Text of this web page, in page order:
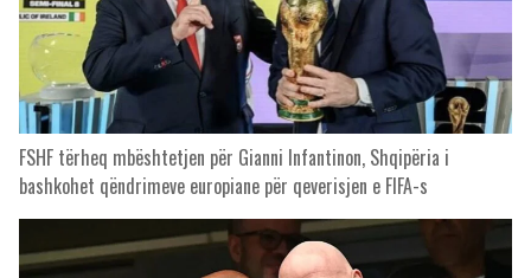
FSHF tërheq mbështetjen për Gianni Infantinon, Shqipëria i
bashkohet qëndrimeve europiane për qeverisjen e FIFA-s